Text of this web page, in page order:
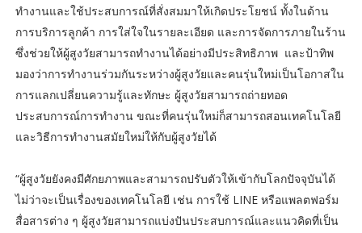
ทำงานและใช้ประสบการณ์ที่สั่งสมมาให้เกิดประโยชน์ ทั้งในด้าน
การบริการลูกค้า การใส่ใจในรายละเอียด และการจัดการภายในร้าน
ซึ่งช่วยให้ผู้สูงวัยสามารถทำงานได้อย่างมีประสิทธิภาพ และป้าทิพ
มองว่าการทำงานร่วมกันระหว่างผู้สูงวัยและคนรุ่นใหม่เป็นโอกาสใน
การแลกเปลี่ยนความรู้และทักษะ ผู้สูงวัยสามารถถ่ายทอด
ประสบการณ์การทำงาน ขณะที่คนรุ่นใหม่ก็สามารถสอนเทคโนโลยี
และวิธีการทำงานสมัยใหม่ให้กับผู้สูงวัยได้
“ผู้สูงวัยยังคงมีศักยภาพและสามารถปรับตัวให้เข้ากับโลกปัจจุบันได้
ไม่ว่าจะเป็นเรื่องของเทคโนโลยี เช่น การใช้ LINE หรือแพลตฟอร์ม
สื่อสารต่าง ๆ ผู้สูงวัยสามารถแบ่งปันประสบการณ์และแนวคิดที่เป็น